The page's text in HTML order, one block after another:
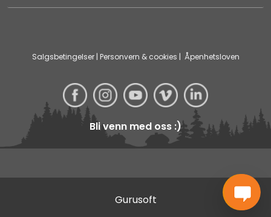
Salgsbetingelser| Personvern & cookies | Åpenhetsloven
Bli venn med oss :)
Gurusoft